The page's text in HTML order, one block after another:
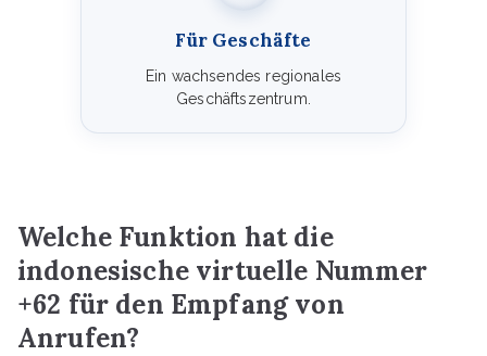
Für Geschäfte
Ein wachsendes regionales
Geschäftszentrum.
Welche Funktion hat die
indonesische virtuelle Nummer
+62 für den Empfang von
Anrufen?